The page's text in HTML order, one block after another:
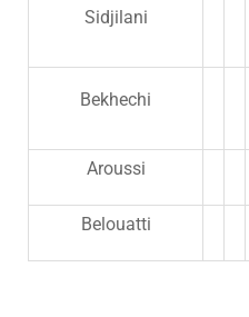
Sidjilani
Bekhechi
Aroussi
Belouatti